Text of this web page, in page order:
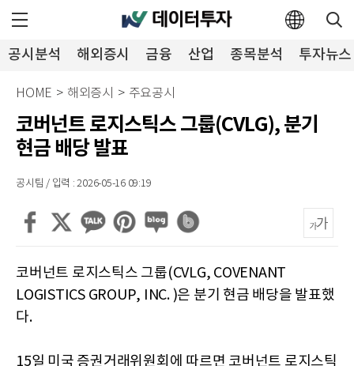
공시분석 해외증시 금융 산업 종목분석 투자뉴스
HOME > 해외증시 > 주요공시
코버넌트 로지스틱스 그룹(CVLG), 분기
현금 배당 발표
공시팀 / 입력 : 2026-05-16 09:19
코버넌트 로지스틱스 그룹(CVLG, COVENANT
LOGISTICS GROUP, INC. )은 분기 현금 배당을 발표했
다.
15일 미국 증권거래위원회에 따르면 코버넌트 로지스틱